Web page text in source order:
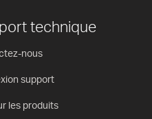
technique
nous
support
les produits